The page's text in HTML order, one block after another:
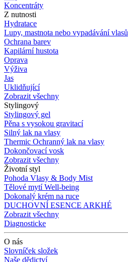
Koncentráty
Z nutnosti
Hydratace
Lupy, mastnota nebo vypadávání vlasů
Ochrana barev
Kapilární hustota
Oprava
Výživa
Jas
Uklidňující
Zobrazit všechny
Stylingový
Stylingový gel
Pěna s vysokou gravitací
Silný lak na vlasy
Thermic Ochranný lak na vlasy
Dokončovací vosk
Zobrazit všechny
Životní styl
Pohoda Vlasy & Body Mist
Tělové mytí Well-being
Dokonalý krém na ruce
DUCHOVNÍ ESENCE ARKHÉ
Zobrazit všechny
Diagnosticke
O nás
Slovníček složek
Naše dědictví